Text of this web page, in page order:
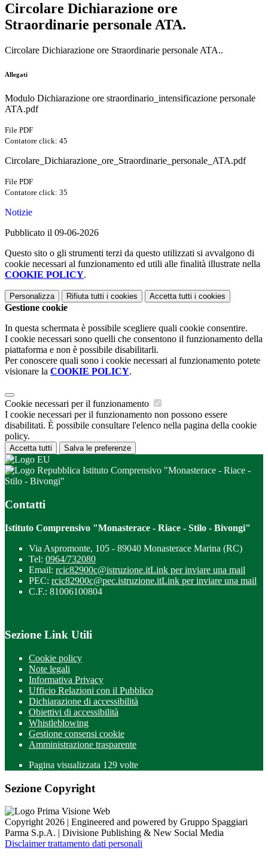
Circolare Dichiarazione ore
Straordinarie personale ATA.
Circolare Dichiarazione ore Straordinarie personale ATA..
Allegati
Modulo Dichiarazione ore straordinario_intensificazione personale
ATA.pdf
File PDF
Contatore click: 45
Circolare_Dichiarazione_ore_Straordinarie_personale_ATA.pdf
File PDF
Contatore click: 35
Notizie
Pubblicato il 09-06-2026
Questo sito o gli strumenti terzi da questo utilizzati si avvalgono di
cookie necessari al funzionamento ed utili alle finalità illustrate nella
COOKIE POLICY.
Personalizza Rifiuta tutti i cookies Accetta tutti i cookies
Gestione cookie
In questa schermata è possibile scegliere quali cookie consentire.
I cookie necessari sono quelli che consentono il funzionamento della
piattaforma e non è possibile disabilitarli.
Per conoscere quali sono i cookie necessari al funzionamento potete
visionare la COOKIE POLICY.
Cookie necessari per il funzionamento
I cookie necessari per il funzionamento non possono essere
disabilitati. È possibile consultare l'elenco nella pagina della cookie
policy.
Accetta tutti Salva le preferenze
Istituto Comprensivo "Monasterace - Riace -
Stilo - Bivongi"
Contatti
Istituto Comprensivo "Monasterace - Riace - Stilo - Bivongi"
Via Aspromonte, 105 - 89040 Monasterace Marina (RC)
Tel: 0964/732080
Email: rcic82900c@istruzione.itLink per inviare una mail
PEC: rcic82900c@pec.istruzione.itLink per inviare una mail
C.F.: 81006100804
Sezione Link Utili
Cookie policy
Note legali
Informativa Privacy
Ufficio Relazioni con il Pubblico
Dichiarazione di accessibilità
Obiettivi di accessibilità
Whistleblowing
Gestione consensi cookie
Amministrazione trasparente
Pagina visualizzata 129 volte
Sezione Copyright
Copyright 2026 | Engineered and powered by Gruppo Spaggiari
Parma S.p.A. | Divisione Publishing & New Social Media
Disclaimer trattamento dati personali